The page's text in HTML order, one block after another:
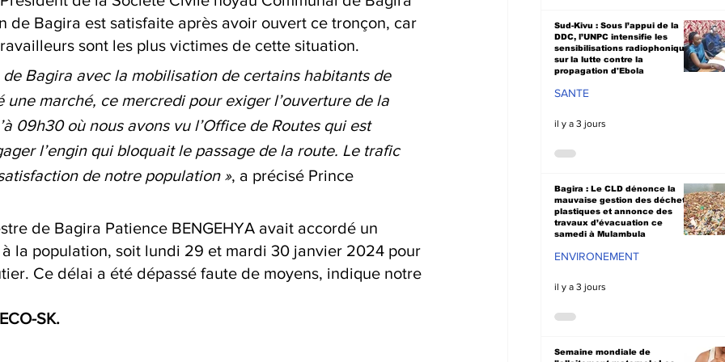
de Bagira est satisfaite après avoir ouvert ce tronçon, car
sont les plus victimes de cette situation.
de Bagira avec la mobilisation de certains habitants de
une marché, ce mercredi pour exiger l’ouverture de la
09h30 où nous avons vu l’Office de Routes qui est
l’engin qui bloquait le passage de la route. Le trafic
de notre population », a précisé Prince
de Bagira Patience BENGEHYA avait accordé un
la population, soit lundi 29 et mardi 30 janvier 2024 pour
Ce délai a été dépassé faute de moyens, indique notre
SK.
Sud-Kivu : Sous l’appui de la
DDC, l’UNPC intensifie les
sensibilisations radiophoniques
sur la lutte contre la
propagation d'Ebola
SANTE
il y a 3 jours
Bagira : Le CLD dénonce la
mauvaise gestion des déchets
plastiques et annonce des
travaux d’évacuation ce
samedi à Mulambula
ENVIRONEMENT
il y a 3 jours
Semaine mondiale de